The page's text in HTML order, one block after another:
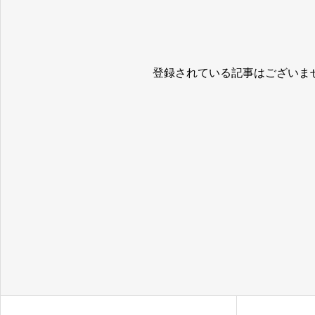
登録されている記事はございま